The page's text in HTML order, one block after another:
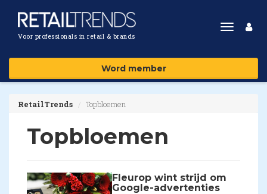
Voor professionals in retail & brands
Toggle
Word member
RetailTrends Topbloemen
Topbloemen
​Fleurop wint strijd om
Google-advertenties